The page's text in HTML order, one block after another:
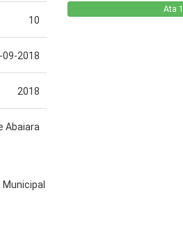
10
09-2018
2018
Abaiara
Ata